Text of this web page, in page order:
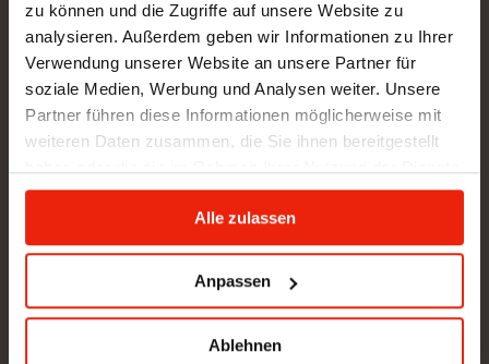
zu können und die Zugriffe auf unsere Website zu
analysieren. Außerdem geben wir Informationen zu Ihrer
Verwendung unserer Website an unsere Partner für
soziale Medien, Werbung und Analysen weiter. Unsere
Partner führen diese Informationen möglicherweise mit
weiteren Daten zusammen, die Sie ihnen bereitgestellt
gesammelt haben.
Alle zulassen
Anpassen
Ablehnen
SHOWROOM NEU: in Arbeit - wir bitten um etwas
Geduld
BÜRO (kein Kundenverkehr):
Gunzing 57
4923 Lohnsburg
office@gurtner-infrarot.at
Anfrage senden